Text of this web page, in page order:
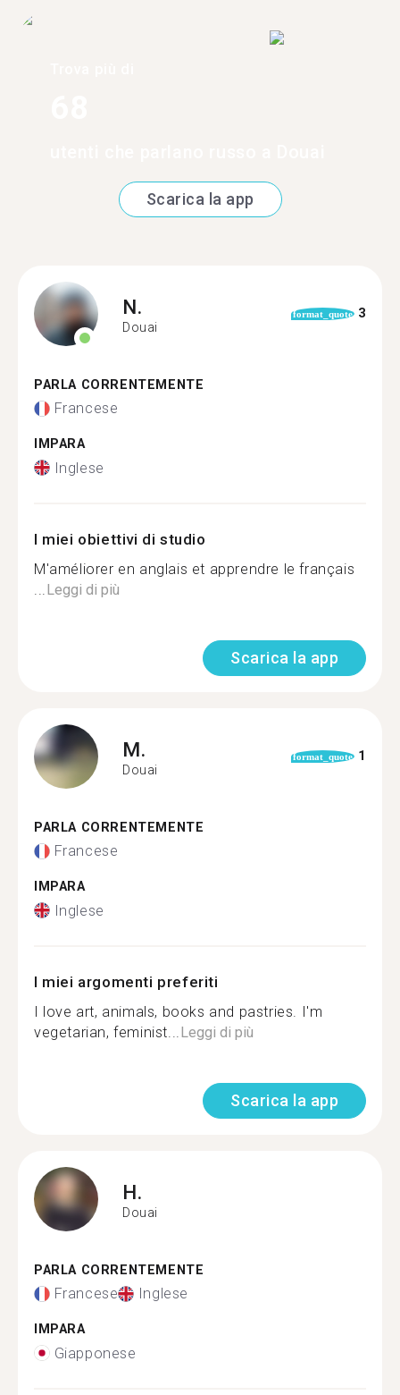
Scarica la app
N.
Douai
format_quote 3
PARLA CORRENTEMENTE
Francese
IMPARA
Inglese
I miei obiettivi di studio
M'améliorer en anglais et apprendre le français
Leggi di più
Scarica la app
M.
Douai
format_quote 1
PARLA CORRENTEMENTE
Francese
IMPARA
Inglese
I miei argomenti preferiti
I love art, animals, books and pastries. I'm
vegetarian, feminist... Leggi di più
Scarica la app
H.
Douai
PARLA CORRENTEMENTE
Francese Inglese
IMPARA
Giapponese